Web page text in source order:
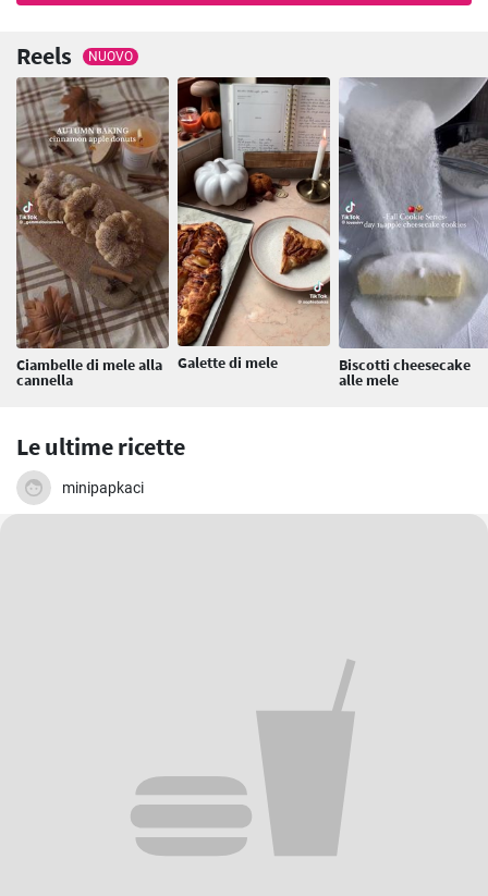
Reels NUOVO
Ciambelle di mele alla
cannella
Galette di mele Biscotti cheesecake
alle mele
Le ultime ricette
minipapkaci